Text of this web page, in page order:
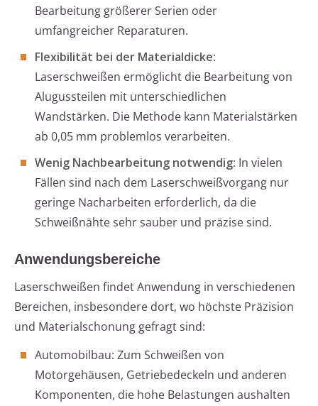
Bearbeitung größerer Serien oder
umfangreicher Reparaturen.
Flexibilität bei der Materialdicke:
Laserschweißen ermöglicht die Bearbeitung von
Alugussteilen mit unterschiedlichen
Wandstärken. Die Methode kann Materialstärken
ab 0,05 mm problemlos verarbeiten.
Wenig Nachbearbeitung notwendig: In vielen
Fällen sind nach dem Laserschweißvorgang nur
geringe Nacharbeiten erforderlich, da die
Schweißnähte sehr sauber und präzise sind.
Anwendungsbereiche
Laserschweißen findet Anwendung in verschiedenen
Bereichen, insbesondere dort, wo höchste Präzision
und Materialschonung gefragt sind:
Automobilbau: Zum Schweißen von
Motorgehäusen, Getriebedeckeln und anderen
Komponenten, die hohe Belastungen aushalten